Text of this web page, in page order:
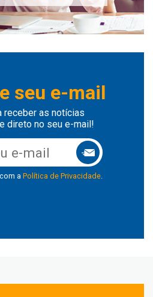
seu e-mail
receber as notícias
direto no seu e-mail!
a Política de Privacidade.